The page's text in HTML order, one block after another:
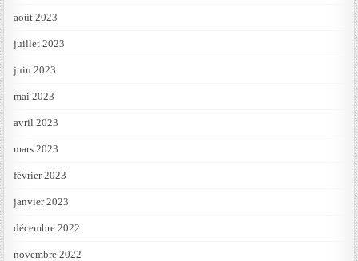
août 2023
juillet 2023
juin 2023
mai 2023
avril 2023
mars 2023
février 2023
janvier 2023
décembre 2022
novembre 2022